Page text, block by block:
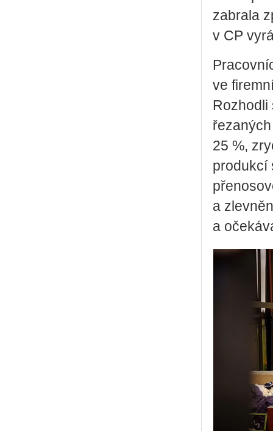
zabrala
v CP
ve
Rozhodli
25 %,
produkcí
a
a